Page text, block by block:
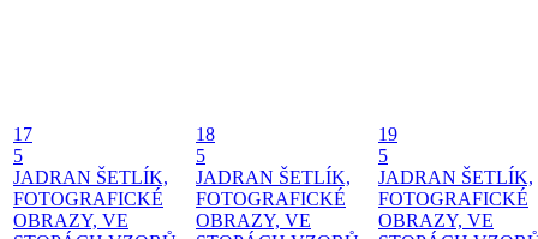
17
5
JADRAN ŠETLÍK,
FOTOGRAFICKÉ
OBRAZY, VE
18
5
JADRAN ŠETLÍK,
FOTOGRAFICKÉ
OBRAZY, VE
19
5
JADRAN ŠETLÍK,
FOTOGRAFICKÉ
OBRAZY, VE